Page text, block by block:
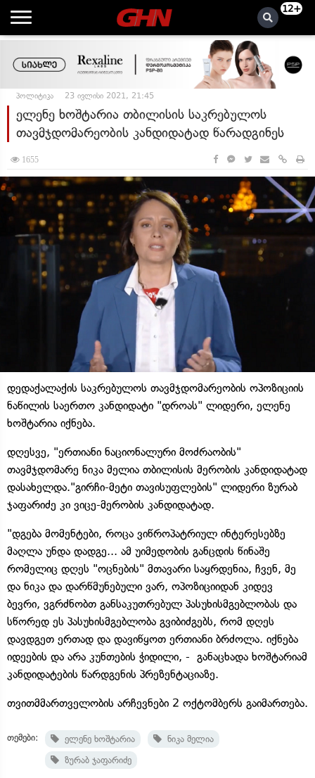
12+
პოლიტიკა 23 ივლისი 2021, 21:45
ელენე ხოშტარია თბილისის საკრებულოს
თავმჯდომარეობის კანდიდატად წარადგინეს
1655
დედაქალაქის საკრებულოს თავმჯდომარეობის ოპოზიციის
ნაწილის საერთო კანდიდატი "დროას" ლიდერი, ელენე
ხოშტარია იქნება.
დღესვე, "ერთიანი ნაციონალური მოძრაობის"
თავმჯდომარე ნიკა მელია თბილისის მერობის კანდიდატად
დასახელდა."გირჩი-მეტი თავისუფლების" ლიდერი ზურაბ
ჯაფარიძე კი ვიცე-მერობის კანდიდატად.
"დგება მომენტები, როცა ვიწროპატრიულ ინტერესებზე
მაღლა უნდა დადგე... ამ უიმედობის განცდის წინაშე
რომელიც დღეს "ოცნების" მთავარი საყრდენია, ჩვენ, მე
და ნიკა და დარწმუნებული ვარ, ოპოზიციიდან კიდევ
ბევრი, ვგრძნობთ განსაკუთრებულ პასუხისმგებლობას და
სწორედ ეს პასუხისმგებლობა გვიბიძგებს, რომ დღეს
დავდგეთ ერთად და დავიწყოთ ერთიანი ბრძოლა. იქნება
იდეების და არა კუნთების ჭიდილი, - განაცხადა ხოშტარიამ
კანდიდატების წარდგენის პრეზენტაციაზე.
თვითმმართველობის არჩევნები 2 ოქტომბერს გაიმართება.
თემები: ელენე ხოშტარია
ნიკა მელია
ზურაბ ჯაფარიძე